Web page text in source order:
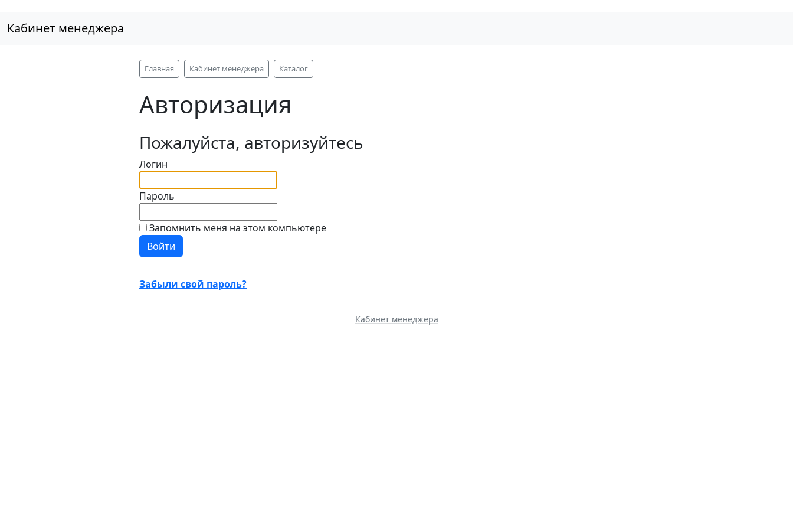
Кабинет менеджера
Главная Кабинет менеджера Каталог
Авторизация
Пожалуйста, авторизуйтесь
Логин
Пароль
Запомнить меня на этом компьютере
Забыли свой пароль?
Кабинет менеджера